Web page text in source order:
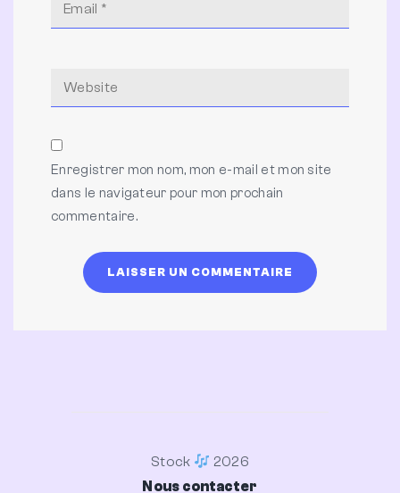
Enregistrer mon nom, mon e-mail et mon site
dans le navigateur pour mon prochain
commentaire.
Stock
2026
Nous contacter